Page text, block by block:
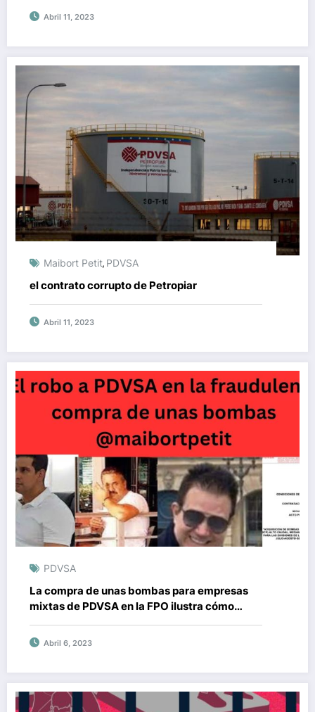
Abril 11, 2023
Maibort Petit, PDVSA
el contrato corrupto de Petropiar
Abril 11, 2023
PDVSA
La compra de unas bombas para empresas
mixtas de PDVSA en la FPO ilustra cómo
operó la trama corrupta que involucró a
Jhonnatan Marín y sus socios corruptos
Abril 6, 2023